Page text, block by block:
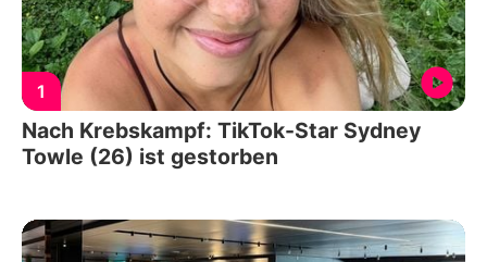
1
Nach Krebskampf: TikTok-Star Sydney
Towle (26) ist gestorben